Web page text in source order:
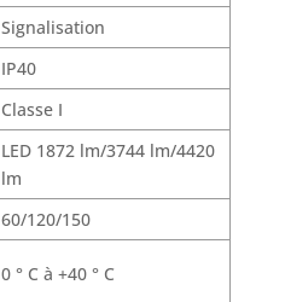
Signalisation
IP40
Classe I
LED 1872 lm/3744 lm/4420
lm
60/120/150
0 ° C à +40 ° C